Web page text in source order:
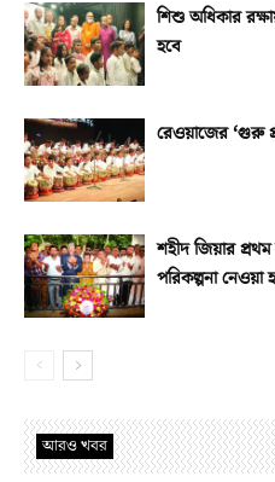
শিশু অধিকার
হবে
রেওয়াজের ‘গুরু
শহীদ জিয়ার প্রথম
পরিকল্পনা নেওয়া
আরও খবর